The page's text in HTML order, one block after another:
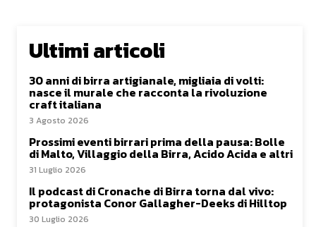
Ultimi articoli
30 anni di birra artigianale, migliaia di volti:
nasce il murale che racconta la rivoluzione
craft italiana
3 Agosto 2026
Prossimi eventi birrari prima della pausa: Bolle
di Malto, Villaggio della Birra, Acido Acida e altri
31 Luglio 2026
Il podcast di Cronache di Birra torna dal vivo:
protagonista Conor Gallagher-Deeks di Hilltop
30 Luglio 2026